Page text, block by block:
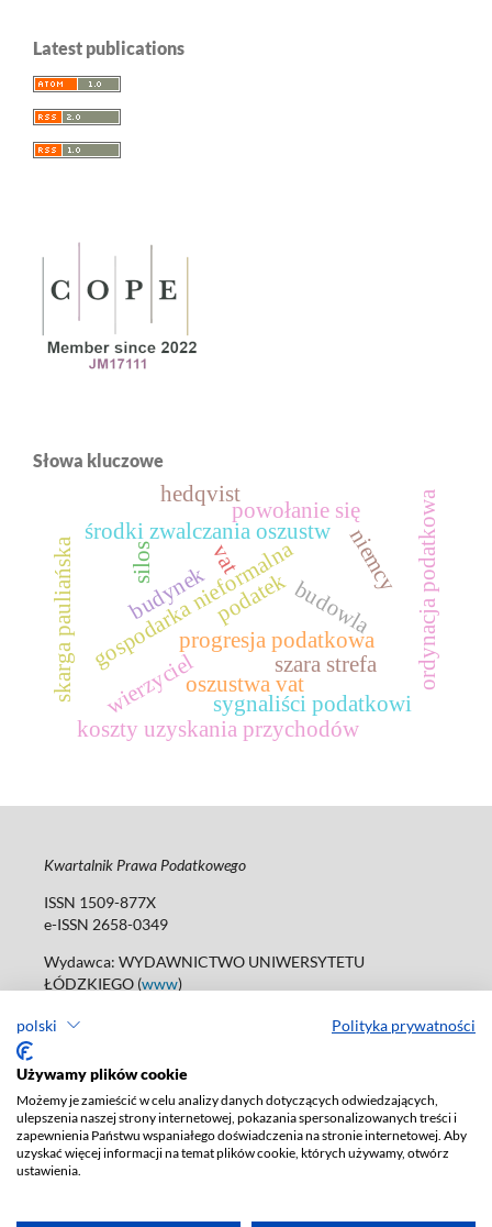
polski Polityka prywatności
Używamy plików cookie
Możemy je zamieścić w celu analizy danych dotyczących odwiedzających,
ulepszenia naszej strony internetowej, pokazania spersonalizowanych treści i
zapewnienia Państwu wspaniałego doświadczenia na stronie internetowej. Aby
uzyskać więcej informacji na temat plików cookie, których używamy, otwórz
ustawienia.
Latest publications
Słowa kluczowe
oszustwa vat
szara strefa
gospodarka nieformalna
środki zwalczania oszustw
progresja podatkowa
budynek budowla
silos
sygnaliści podatkowi
niemcy
podatek ordynacja podatkowa
powołanie się
koszty uzyskania przychodów
skarga pauliańska wierzyciel
vat
hedqvist
Kwartalnik Prawa Podatkowego
ISSN 1509-877X
e-ISSN 2658-0349
Wydawca: WYDAWNICTWO UNIWERSYTETU
ŁÓDZKIEGO (www)
tel. 42 235 01 65; 42 635 55 80
Deklaracja dostępności